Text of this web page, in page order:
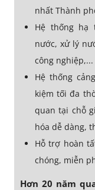
nhất Thành
Hệ thống hạ
nước, xử lý
công nghiệp,...
Hệ thống
kiệm tối đa
quan tại chỗ
hóa dễ dàng,
Hỗ trợ hoàn
chóng, miễn
Hơn 20 năm